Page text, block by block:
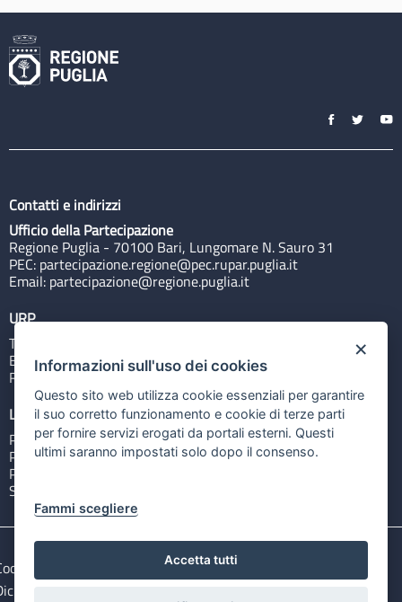
Contatti e indirizzi
Ufficio della Partecipazione
Regione Puglia - 70100 Bari, Lungomare N. Sauro 31
PEC: partecipazione.regione@pec.rupar.puglia.it
Email: partecipazione@regione.puglia.it
URP
Tel: 800713939
Email:quiregione@regione.puglia.it
Rubrica
Link utili
Portale Istituzionale
PO FESR Puglia 2014-2020
PSR Puglia 2014-2020
Sistema Puglia
e privacy
Note legali
di accessibilità
×
Informazioni sull'uso dei cookies
Questo sito web utilizza cookie essenziali per garantire
il suo corretto funzionamento e cookie di terze parti
per fornire servizi erogati da portali esterni. Questi
ultimi saranno impostati solo dopo il consenso.
Fammi scegliere
Accetta tutti